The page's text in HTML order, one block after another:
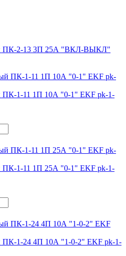
ПК-2-13 3П 25А "ВКЛ-ВЫКЛ"
ПК-1-11 1П 10А "0-1" EKF pk-1-
ПК-1-11 1П 25А "0-1" EKF pk-1-
ПК-1-24 4П 10А "1-0-2" EKF pk-1-